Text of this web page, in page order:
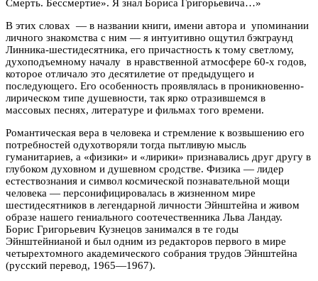
Смерть. Бессмертие». Я знал Бориса Григорьевича…»
В этих словах — в названии книги, имени автора и упоминании
личного знакомства с ним — я интуитивно ощутил бэкграунд
Линника-шестидесятника, его причастность к тому светлому,
духоподъемному началу в нравственной атмосфере 60-х годов,
которое отличало это десятилетие от предыдущего и
последующего. Его особенность проявлялась в проникновенно-
лирическом типе душевности, так ярко отразившемся в
массовых песнях, литературе и фильмах того времени.
Романтическая вера в человека и стремление к возвышению его
потребностей одухотворяли тогда пытливую мысль
гуманитариев, а «физики» и «лирики» признавались друг другу в
глубоком духовном и душевном сродстве. Физика — лидер
естествознания и символ космической познавательной мощи
человека — персонифицировалась в жизненном мире
шестидесятников в легендарной личности Эйнштейна и живом
образе нашего гениального соотечественника Льва Ландау.
Борис Григорьевич Кузнецов занимался в те годы
Эйнштейнианой и был одним из редакторов первого в мире
четырехтомного академического собрания трудов Эйнштейна
(русский перевод, 1965—1967).